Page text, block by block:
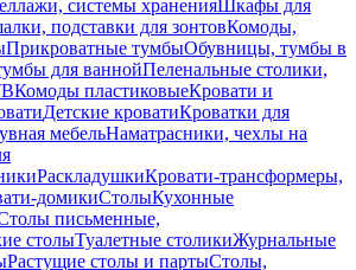
системы храненияШкафы для
подставки для зонтовКомоды,
Прикроватные тумбыОбувницы, тумбы в
для ваннойПеленальные столики,
Комоды пластиковыеКровати и
Детские кроватиКроватки для
мебельНаматрасники, чехлы на
РаскладушкиКровати-трансформеры,
домикиСтолыКухонные
письменные,
столыТуалетные столикиЖурнальные
Растущие столы и партыСтолы,